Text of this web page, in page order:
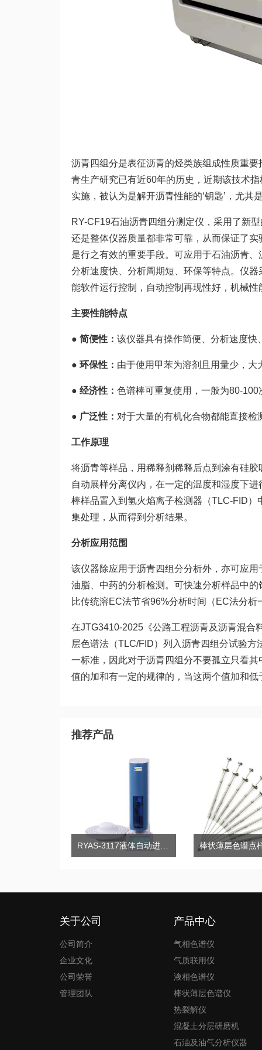
沥青四组分是表征沥青的烃类族组成性质重
青生产研究已有近60年的历史，近期该技术
实施，被认为是解开沥青性能的‘钥匙’，尤其
RY-CF19石油沥青四组分测定仪，采用了新
还是整体仪器质量都非常可靠，从而保证了
是行之有效的重要手段。可应用于石油沥青
分析速度快、分析周期短、环保等特点。仪
能软件运行控制，自动控制再现性好，机械性
主要性能特点
● 简便性： 该仪器具有操作简便、分析速度快
● 环保性： 由于使用甲苯为溶剂且用量少，
● 经济性： 色谱棒可重复使用，一般为80-
● 广泛性： 对于大量的有机化合物都能直接
工作原理
将沥青等样品，用稀释剂稀释后点到涂有硅
自动展样分离仪内，在一定的温度和湿度下
棒样品置入到氢火焰离子检测器（TLC-FID
集处理，从而得到分析结果。
分析应用范围
该仪器除应用于沥青四组分分析外，亦可应
油脂、中药的分析检测。可快速分析样品中
比传统溶EC法节省96%分析时间（EC法分析
在JTG3410-2025《公路工程沥青及沥青混合
层色谱法（TLC/FID）列入沥青四组分试验
一标准，因此对于沥青四组分不要孤立只看
值的加和有一定的规律的，当这两个值加和
推荐产品
RYAS-3117液体自动进样器
关于公司
公司简介
企业文化
公司荣誉
管理团队
产品中心
气相色谱仪
气质联用仪
液相色谱仪
棒状薄层色谱仪
热裂解仪
混凝土分层研磨机
石油及油气分析仪器